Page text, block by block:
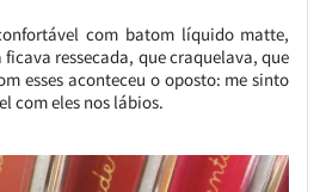
com batom líquido matte,
ressecada, que craquelava, que
esses aconteceu o oposto: me sinto
com eles nos lábios.